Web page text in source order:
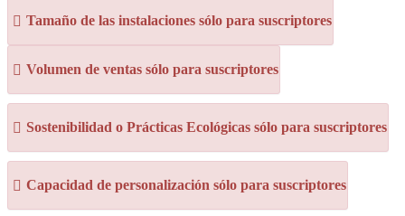
Tamaño de las instalaciones sólo para suscriptores
Volumen de ventas sólo para suscriptores
Sostenibilidad o Prácticas Ecológicas sólo para suscriptores
Capacidad de personalización sólo para suscriptores